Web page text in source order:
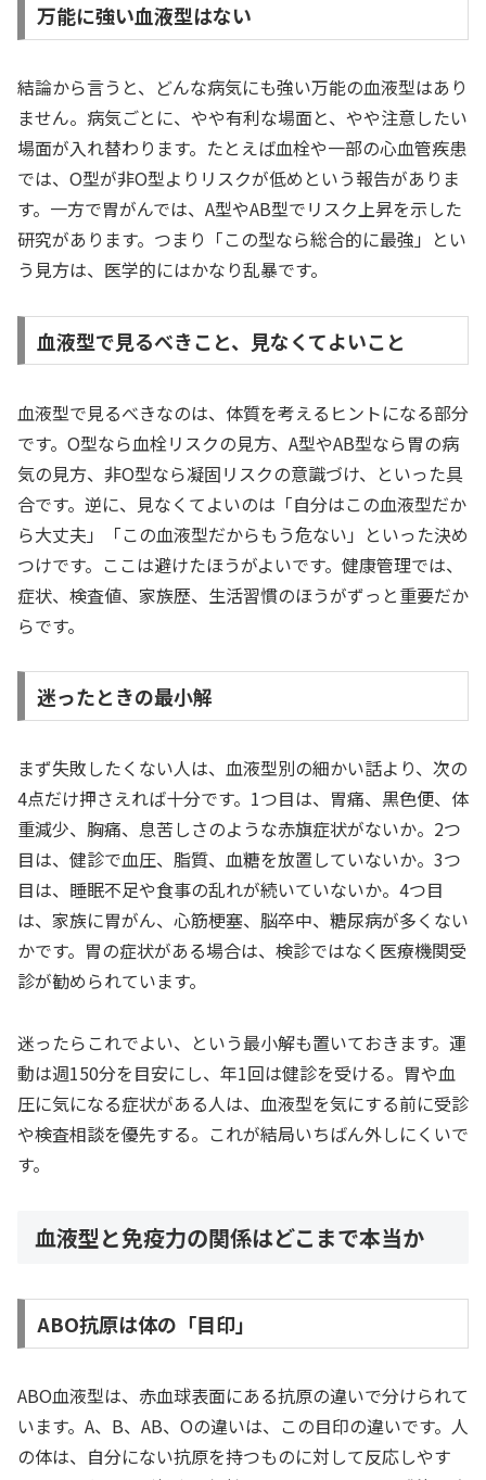
万能に強い血液型はない
結論から言うと、どんな病気にも強い万能の血液型はあり
ません。病気ごとに、やや有利な場面と、やや注意したい
場面が入れ替わります。たとえば血栓や一部の心血管疾患
では、O型が非O型よりリスクが低めという報告がありま
す。一方で胃がんでは、A型やAB型でリスク上昇を示した
研究があります。つまり「この型なら総合的に最強」とい
う見方は、医学的にはかなり乱暴です。
血液型で見るべきこと、見なくてよいこと
血液型で見るべきなのは、体質を考えるヒントになる部分
です。O型なら血栓リスクの見方、A型やAB型なら胃の病
気の見方、非O型なら凝固リスクの意識づけ、といった具
合です。逆に、見なくてよいのは「自分はこの血液型だか
ら大丈夫」「この血液型だからもう危ない」といった決め
つけです。ここは避けたほうがよいです。健康管理では、
症状、検査値、家族歴、生活習慣のほうがずっと重要だか
らです。
迷ったときの最小解
まず失敗したくない人は、血液型別の細かい話より、次の
4点だけ押さえれば十分です。1つ目は、胃痛、黒色便、体
重減少、胸痛、息苦しさのような赤旗症状がないか。2つ
目は、健診で血圧、脂質、血糖を放置していないか。3つ
目は、睡眠不足や食事の乱れが続いていないか。4つ目
は、家族に胃がん、心筋梗塞、脳卒中、糖尿病が多くない
かです。胃の症状がある場合は、検診ではなく医療機関受
診が勧められています。
迷ったらこれでよい、という最小解も置いておきます。運
動は週150分を目安にし、年1回は健診を受ける。胃や血
圧に気になる症状がある人は、血液型を気にする前に受診
や検査相談を優先する。これが結局いちばん外しにくいで
す。
血液型と免疫力の関係はどこまで本当か
ABO抗原は体の「目印」
ABO血液型は、赤血球表面にある抗原の違いで分けられて
います。A、B、AB、Oの違いは、この目印の違いです。人
の体は、自分にない抗原を持つものに対して反応しやす